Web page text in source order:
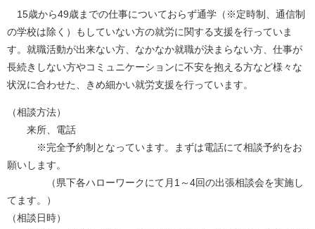
15歳から49歳までの仕事についておらず通学（※定時制、通信制
の学校は除く）もしていない方の就労に関する支援を行っていま
す。就職活動が出来ない方、なかなか就職が決まらない方、仕事が
長続きしない方やコミュニケーションに不安を抱える方など様々な
状況に合わせた、きめ細かい就労支援を行っています。
（相談方法）
来所、電話
※完全予約制となっています。まずは電話にて相談予約をお
願いします。
（県下各ハローワークにて月1～4回の出張相談会を実施し
てます。）
（相談日時）